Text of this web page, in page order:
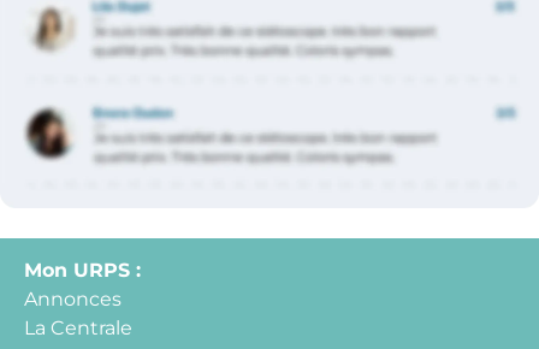
Mon URPS :
Annonces
La Centrale